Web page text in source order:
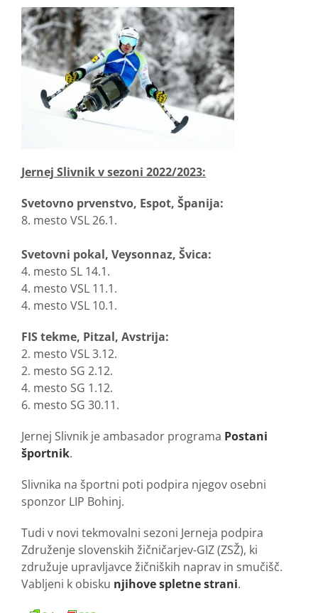
Jernej Slivnik v sezoni 2022/2023:
Svetovno prvenstvo, Espot, Španija:
8. mesto VSL 26.1.
Svetovni pokal, Veysonnaz, Švica:
4. mesto SL 14.1.
4. mesto VSL 11.1.
4. mesto VSL 10.1.
FIS tekme, Pitzal, Avstrija:
2. mesto VSL 3.12.
2. mesto SG 2.12.
4. mesto SG 1.12.
6. mesto SG 30.11.
Jernej Slivnik je ambasador programa Postani
športnik.
Slivnika na športni poti podpira njegov osebni
sponzor LIP Bohinj.
Tudi v novi tekmovalni sezoni Jerneja podpira
Združenje slovenskih žičničarjev-GIZ (ZSŽ), ki
združuje upravljavce žičniških naprav in smučišč.
Vabljeni k obisku njihove spletne strani.